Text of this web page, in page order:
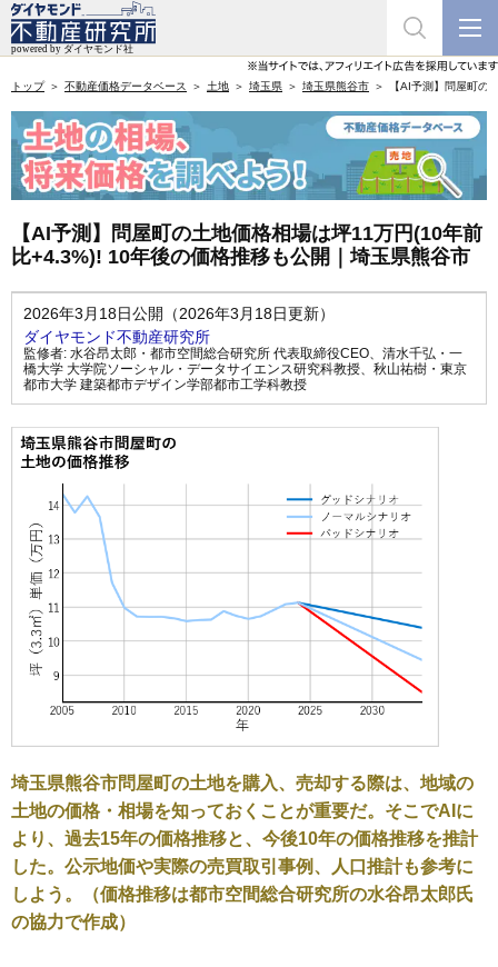
トップ 不動産価格データベース 土地 埼玉県 埼玉県熊谷市 【AI予測】問屋町
【AI予測】問屋町の土地価格相場は坪11万円(10年前
比+4.3%)! 10年後の価格推移も公開｜埼玉県熊谷市
2026年3月18日公開（2026年3月18日更新）
ダイヤモンド不動産研究所
監修者: 水谷昂太郎・都市空間総合研究所 代表取締役CEO、 清水千弘・一
橋大学 大学院ソーシャル・データサイエンス研究科教授、 秋山祐樹・東京
都市大学 建築都市デザイン学部都市工学科教授
埼玉県熊谷市問屋町の土地を購入、売却する際は、地域の
土地の価格・相場を知っておくことが重要だ。そこでAIに
より、過去15年の価格推移と、今後10年の価格推移を推計
した。公示地価や実際の売買取引事例、人口推計も参考に
しよう。（価格推移は都市空間総合研究所の水谷昂太郎氏
の協力で作成）